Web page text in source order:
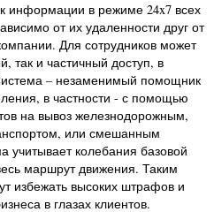
информации в режиме 24x7 всех
от их удаленности друг от
Для сотрудников может
так и частичный доступ, в
– незаменимый помощник
в частности - с помощью
на вывоз железнодорожным,
или смешанным
учитывает колебания базовой
маршрут движения. Таким
избежать высоких штрафов и
в глазах клиентов.